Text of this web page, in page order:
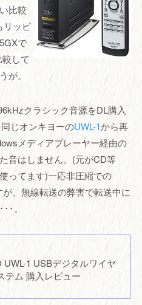
比較
リッピ
で
して
が。
クラシック音源をDL購入
じオンキヨーのUWL-1から再
メディアプレーヤー経由の
音はしません。(元がCD等
ってます)一応非圧縮での
、無線転送の弊害で転送中に
･。
UWL-1 USBデジタルワイヤ
テム 購入レビュー